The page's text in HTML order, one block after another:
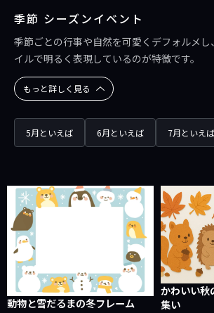
季節 シーズンイベント
季節ごとの行事や自然を可愛くデフォルメし
イルで明るく表現しているのが特徴です。
もっと詳しく見る
5月といえば 6月といえば 7月といえば
動物と雪だるまの冬フレーム
かわいい秋
集い